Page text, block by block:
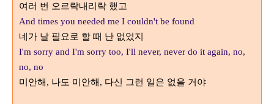
여러 번 오르락내리락 했고
And times you needed me I couldn't be found
네가 날 필요로 할 때 난 없었지
I'm sorry and I'm sorry too, I'll never, never do it again, no,
no, no
미안해, 나도 미안해, 다신 그런 일은 없을 거야